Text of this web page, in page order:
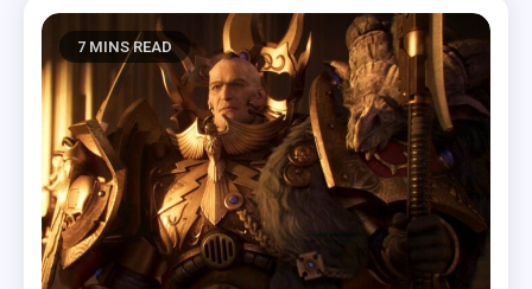
7 MINS READ